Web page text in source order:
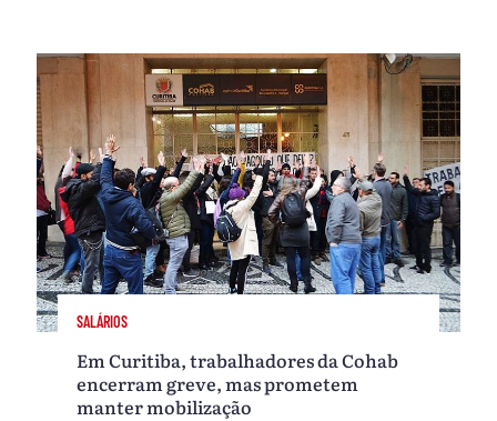
SALÁRIOS
Em Curitiba, trabalhadores da Cohab
encerram greve, mas prometem
manter mobilização